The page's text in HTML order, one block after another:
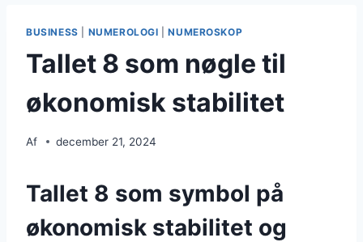
BUSINESS NUMEROLOGI |NUMEROSKOP
Tallet 8 som nøgle til
økonomisk stabilitet
Af december 21, 2024
Tallet 8 som symbol på
økonomisk stabilitet og